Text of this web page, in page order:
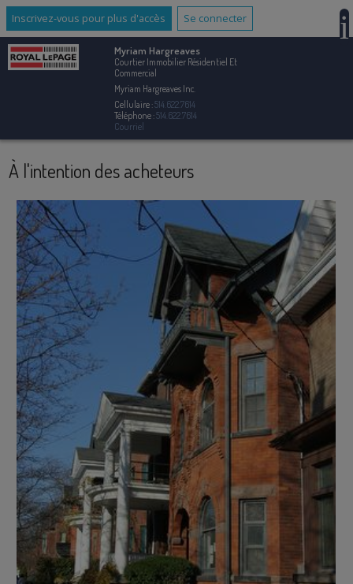
Inscrivez-vous pour plus d'accès Se connecter
Myriam Hargreaves
Courtier Immobilier Résidentiel Et
Commercial
Myriam Hargreaves Inc.
Cellulaire :514.622.7614
Téléphone :514.622.7614
Courriel
À l'intention des acheteurs